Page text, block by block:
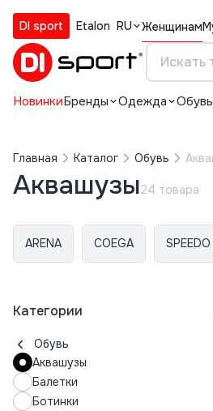
DI sport Etalon RU Женщинам
НовинкиБренды Одежда Обувь
Главная Каталог Обувь
Аквашузы24 товара
ARENA COEGA SPEEDO
Категории
Обувь
Аквашузы
Балетки
Ботинки